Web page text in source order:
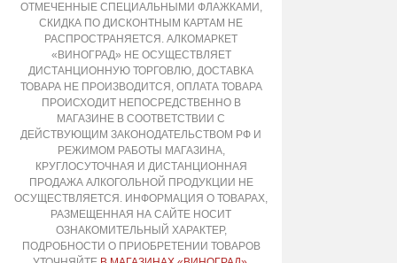
ОТМЕЧЕННЫЕ СПЕЦИАЛЬНЫМИ ФЛАЖКАМИ,
СКИДКА ПО ДИСКОНТНЫМ КАРТАМ НЕ
РАСПРОСТРАНЯЕТСЯ. АЛКОМАРКЕТ
«ВИНОГРАД» НЕ ОСУЩЕСТВЛЯЕТ
ДИСТАНЦИОННУЮ ТОРГОВЛЮ, ДОСТАВКА
ТОВАРА НЕ ПРОИЗВОДИТСЯ, ОПЛАТА ТОВАРА
ПРОИСХОДИТ НЕПОСРЕДСТВЕННО В
МАГАЗИНЕ В СООТВЕТСТВИИ С
ДЕЙСТВУЮЩИМ ЗАКОНОДАТЕЛЬСТВОМ РФ И
РЕЖИМОМ РАБОТЫ МАГАЗИНА,
КРУГЛОСУТОЧНАЯ И ДИСТАНЦИОННАЯ
ПРОДАЖА АЛКОГОЛЬНОЙ ПРОДУКЦИИ НЕ
ОСУЩЕСТВЛЯЕТСЯ. ИНФОРМАЦИЯ О ТОВАРАХ,
РАЗМЕЩЕННАЯ НА САЙТЕ НОСИТ
ОЗНАКОМИТЕЛЬНЫЙ ХАРАКТЕР,
ПОДРОБНОСТИ О ПРИОБРЕТЕНИИ ТОВАРОВ